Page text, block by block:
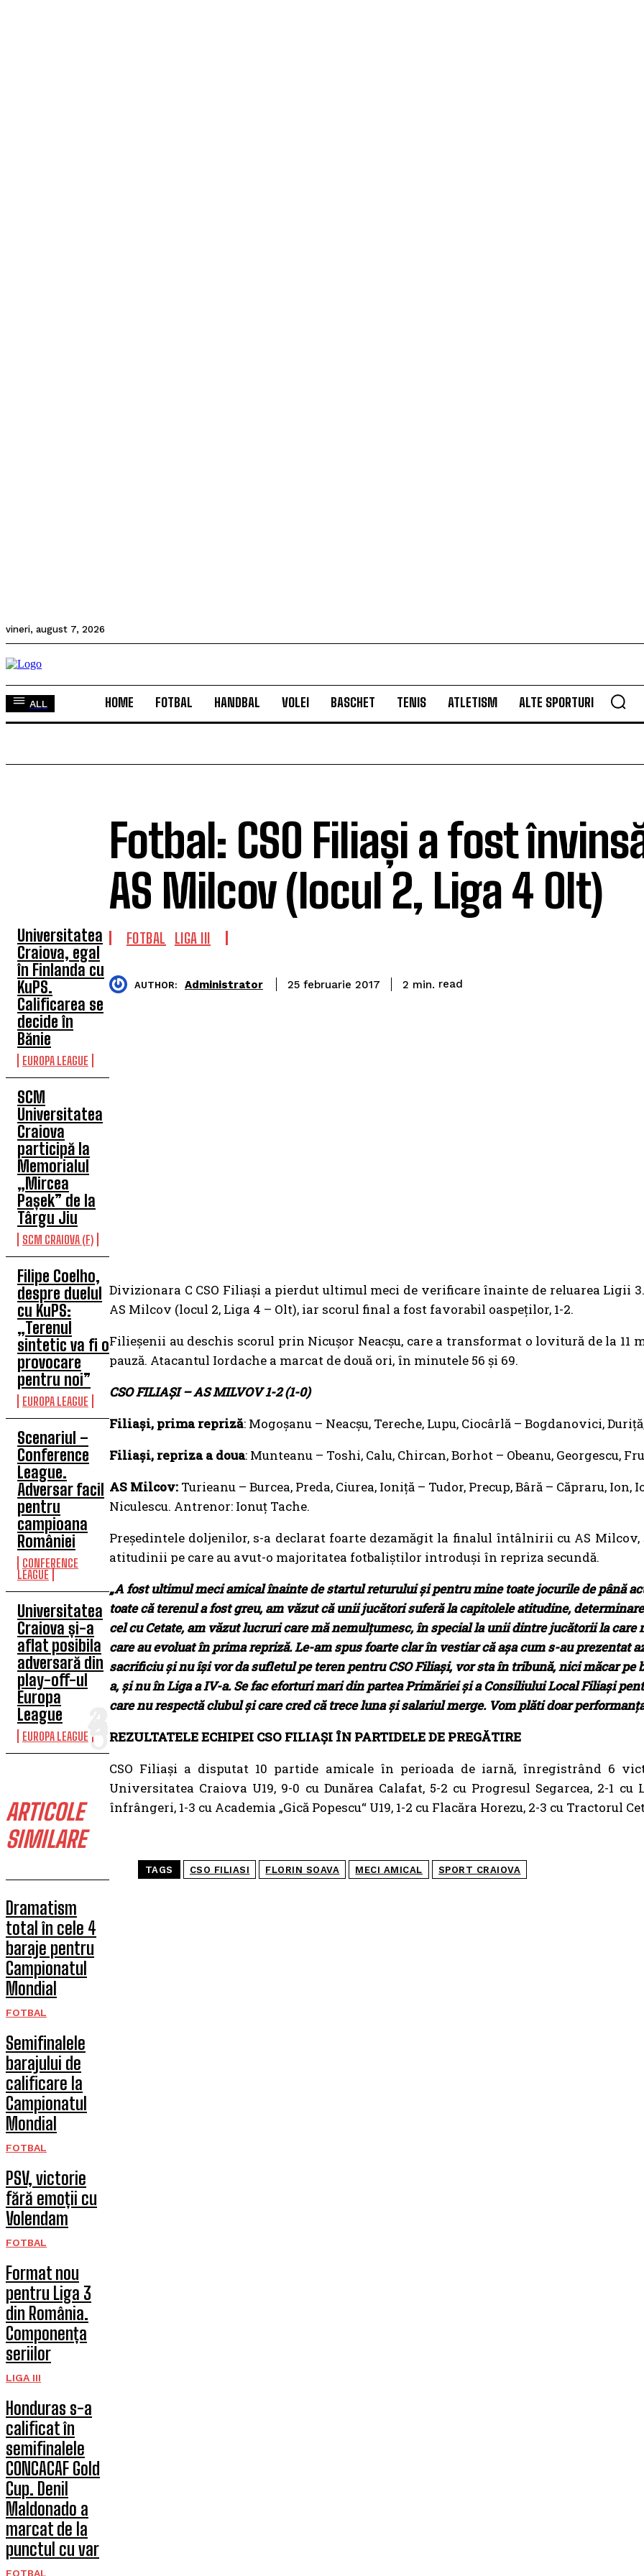
vineri, august 7, 2026
ALL HOME FOTBAL HANDBAL VOLEI BASCHET TENIS ATLETISM ALTE SPORTURI
Universitatea
Craiova, egal
în Finlanda cu
KuPS.
Calificarea se
decide în
Bănie
EUROPA LEAGUE
SCM
Universitatea
Craiova
participă la
Memorialul
„Mircea
Pașek” de la
Târgu Jiu
SCM CRAIOVA (F)
Filipe Coelho,
despre duelul
cu KuPS:
„Terenul
sintetic va fi o
provocare
pentru noi”
EUROPA LEAGUE
Scenariul –
Conference
League.
Adversar facil
pentru
campioana
României
CONFERENCE
LEAGUE
Universitatea
Craiova și-a
aflat posibila
adversară din
play-off-ul
Europa
League
EUROPA LEAGUE
ARTICOLE
SIMILARE
Dramatism
total în cele 4
baraje pentru
Campionatul
Mondial
FOTBAL
Semifinalele
barajului de
calificare la
Campionatul
Mondial
FOTBAL
PSV, victorie
fără emoții cu
Volendam
FOTBAL
Format nou
pentru Liga 3
din România.
Componența
seriilor
LIGA III
Honduras s-a
calificat în
semifinalele
CONCACAF Gold
Cup. Denil
Maldonado a
marcat de la
punctul cu var
FOTBAL
Fotbal: CSO Filiași a fost
AS Milcov (locul 2, Liga 4 Olt)
FOTBAL LIGA III
AUTHOR: Administrator 25 februarie 2017 2 min. read
Divizionara C CSO Filiași a pierdut ultimul meci de verificare înainte de reluarea Ligii
AS Milcov (locul 2, Liga 4 – Olt), iar scorul final a fost favorabil oaspeților, 1-2.
Filieșenii au deschis scorul prin Nicuşor Neacşu, care a transformat o lovitură de la
pauză. Atacantul Iordache a marcat de două ori, în minutele 56 și 69.
CSO FILIAȘI – AS MILVOV 1-2 (1-0)
Filiași, prima repriză: Mogoşanu – Neacşu, Tereche, Lupu, Ciocârlă – Bogdanovici,
Filiași, repriza a doua: Munteanu – Toshi, Calu, Chircan, Borhot – Obeanu, Georgescu,
AS Milcov: Turieanu – Burcea, Preda, Ciurea, Ioniță – Tudor, Precup, Bâră – Căpraru, Ion,
Niculescu. Antrenor: Ionuț Tache.
Președintele doljenilor, s-a declarat foarte dezamăgit la finalul întâlnirii cu AS
atitudinii pe care au avut-o majoritatea fotbaliştilor introduşi în repriza secundă.
„A fost ultimul meci amical înainte de startul returului şi pentru mine toate jocurile de până
toate că terenul a fost greu, am văzut că unii jucători suferă la capitolele atitudine,
cel cu Cetate, am văzut lucruri care mă nemulțumesc, în special la unii dintre jucătorii la
care au evoluat în prima repriză. Le-am spus foarte clar în vestiar că aşa cum s-au prezentat
sacrificiu şi nu îşi vor da sufletul pe teren pentru CSO Filiaşi, vor sta în tribună, nici măcar pe
a, şi nu în Liga a IV-a. Se fac eforturi mari din partea Primăriei şi a Consiliului Local Filiaşi
care nu respectă clubul şi care cred că trece luna şi salariul merge. Vom plăti doar
REZULTATELE ECHIPEI CSO FILIAȘI ÎN PARTIDELE DE PREGĂTIRE
CSO Filiași a disputat 10 partide amicale în perioada de iarnă, înregistrând 6
Universitatea Craiova U19, 9-0 cu Dunărea Calafat, 5-2 cu Progresul Segarcea, 2-1
înfrângeri, 1-3 cu Academia „Gică Popescu“ U19, 1-2 cu Flacăra Horezu, 2-3 cu Tractorul
TAGS CSO FILIASI FLORIN SOAVA MECI AMICAL SPORT CRAIOVA